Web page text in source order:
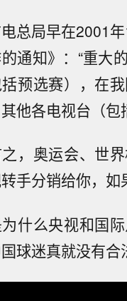
总局早在2001
通知》：“重大
预选赛），在
他各电视台（
，奥运会、世
手分销给你，如
什么央视和国
球迷真就没有合